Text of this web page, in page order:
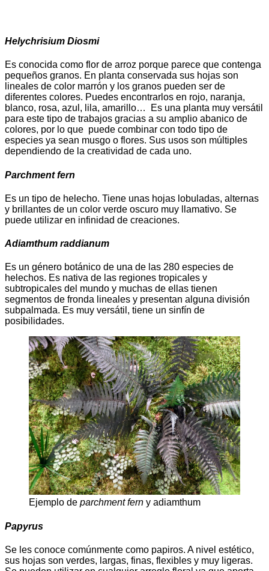
Helychrisium Diosmi
Es conocida como flor de arroz porque parece que contenga
pequeños granos. En planta conservada sus hojas son
lineales de color marrón y los granos pueden ser de
diferentes colores. Puedes encontrarlos en rojo, naranja,
blanco, rosa, azul, lila, amarillo… Es una planta muy versátil
para este tipo de trabajos gracias a su amplio abanico de
colores, por lo que puede combinar con todo tipo de
especies ya sean musgo o flores. Sus usos son múltiples
dependiendo de la creatividad de cada uno.
Parchment fern
Es un tipo de helecho. Tiene unas hojas lobuladas, alternas
y brillantes de un color verde oscuro muy llamativo. Se
puede utilizar en infinidad de creaciones.
Adiamthum raddianum
Es un género botánico de una de las 280 especies de
helechos. Es nativa de las regiones tropicales y
subtropicales del mundo y muchas de ellas tienen
segmentos de fronda lineales y presentan alguna división
subpalmada. Es muy versátil, tiene un sinfín de
posibilidades.
Ejemplo de parchment fern y adiamthum
Papyrus
Se les conoce comúnmente como papiros. A nivel estético,
sus hojas son verdes, largas, finas, flexibles y muy ligeras.